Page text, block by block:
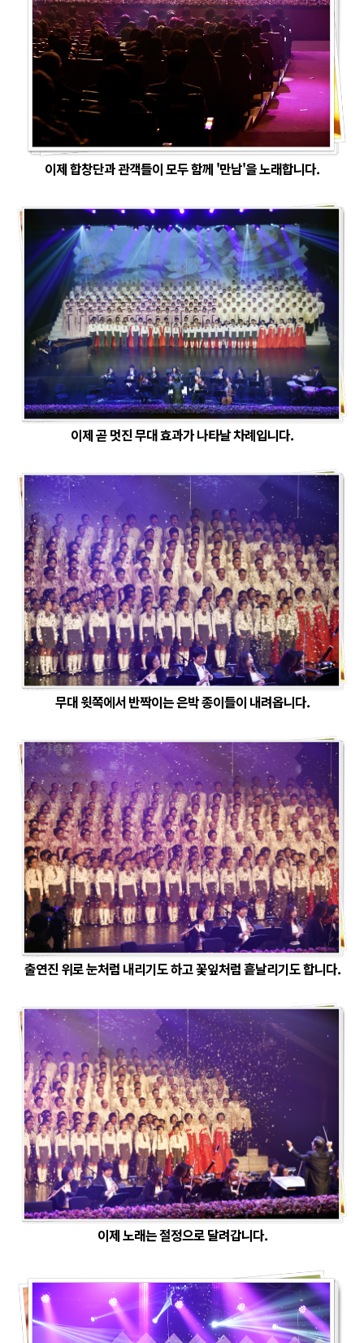
이제 합창단과 관객들이 모두 함께 '만남'을 노래합니다.
이제 곧 멋진 무대 효과가 나타날 차례입니다.
무대 윗쪽에서 반짝이는 은박 종이들이 내려옵니다.
출연진 위로 눈처럼 내리기도 하고 꽃잎처럼 흩날리기도 합니다.
이제 노래는 절정으로 달려갑니다.